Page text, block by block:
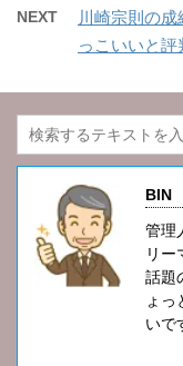
NEXT
川崎宗則の
っこいいと評
BIN
管理
リー
話題
ょ
いで